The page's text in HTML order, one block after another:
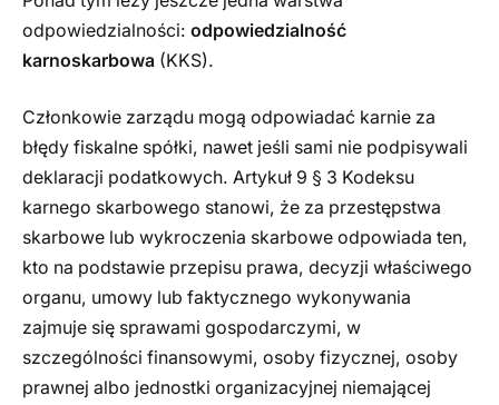
odpowiedzialności: odpowiedzialność
karnoskarbowa (KKS).
Członkowie zarządu mogą odpowiadać karnie za
błędy fiskalne spółki, nawet jeśli sami nie podpisywali
deklaracji podatkowych. Artykuł 9 § 3 Kodeksu
karnego skarbowego stanowi, że za przestępstwa
skarbowe lub wykroczenia skarbowe odpowiada ten,
kto na podstawie przepisu prawa, decyzji właściwego
organu, umowy lub faktycznego wykonywania
zajmuje się sprawami gospodarczymi, w
szczególności finansowymi, osoby fizycznej, osoby
prawnej albo jednostki organizacyjnej niemającej